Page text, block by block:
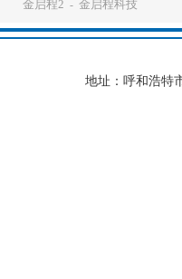
金启程2 - 金启程科技
地址：呼和浩特